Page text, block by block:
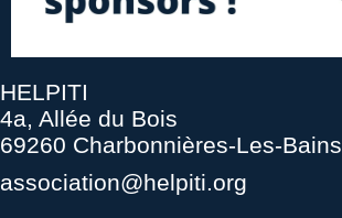
HELPITI
4a, Allée du Bois
69260 Charbonnières-Les-Bains
association@helpiti.org